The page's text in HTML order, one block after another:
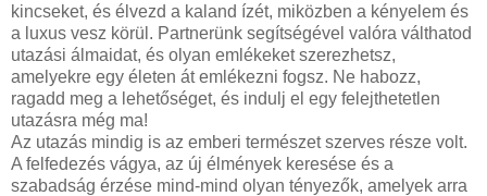
kincseket, és élvezd a kaland ízét, miközben a kényelem és
a luxus vesz körül. Partnerünk segítségével valóra válthatod
utazási álmaidat, és olyan emlékeket szerezhetsz,
amelyekre egy életen át emlékezni fogsz. Ne habozz,
ragadd meg a lehetőséget, és indulj el egy felejthetetlen
utazásra még ma!
Az utazás mindig is az emberi természet szerves része volt.
A felfedezés vágya, az új élmények keresése és a
szabadság érzése mind-mind olyan tényezők, amelyek arra